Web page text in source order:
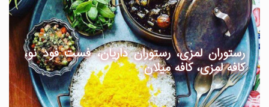
رستوران لمزی، رستوران داریان، فست فود نو،
کافه لمزی، کافه میلان